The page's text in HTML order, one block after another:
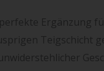
Ergänzung
Teigschicht